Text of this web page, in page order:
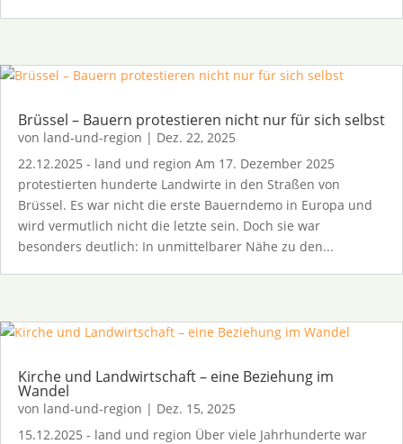
Brüssel – Bauern protestieren nicht nur für sich selbst
von land-und-region | Dez. 22, 2025
22.12.2025 - land und region Am 17. Dezember 2025
protestierten hunderte Landwirte in den Straßen von
Brüssel. Es war nicht die erste Bauerndemo in Europa und
wird vermutlich nicht die letzte sein. Doch sie war
besonders deutlich: In unmittelbarer Nähe zu den...
Kirche und Landwirtschaft – eine Beziehung im
Wandel
von land-und-region | Dez. 15, 2025
15.12.2025 - land und region Über viele Jahrhunderte war